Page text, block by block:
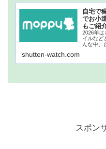
自宅で
でお小
もご紹
2026年
イルなど
んな中、
ー」が
自宅で
shutten-watch.com
スポン